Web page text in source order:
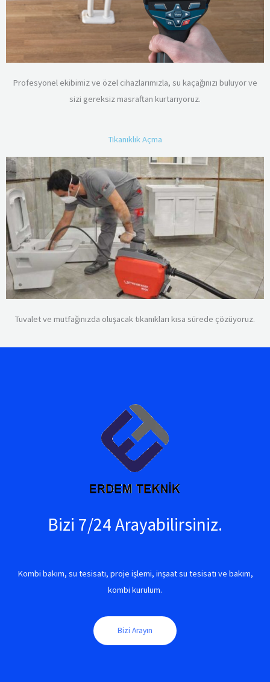
Profesyonel ekibimiz ve özel cihazlarımızla, su kaçağınızı buluyor ve
sizi gereksiz masraftan kurtarıyoruz.
Tıkanıklık Açma
Tuvalet ve mutfağınızda oluşacak tıkanıkları kısa sürede çözüyoruz.
Bizi 7/24 Arayabilirsiniz.
Kombi bakım, su tesisatı, proje işlemi, inşaat su tesisatı ve bakım,
kombi kurulum.
Bizi Arayın